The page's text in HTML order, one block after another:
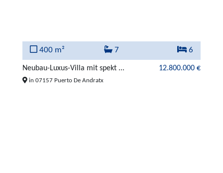
400 m² 7 6
Neubau-Luxus-Villa mit spekt ... 12.800.000 €
in 07157 Puerto De Andratx